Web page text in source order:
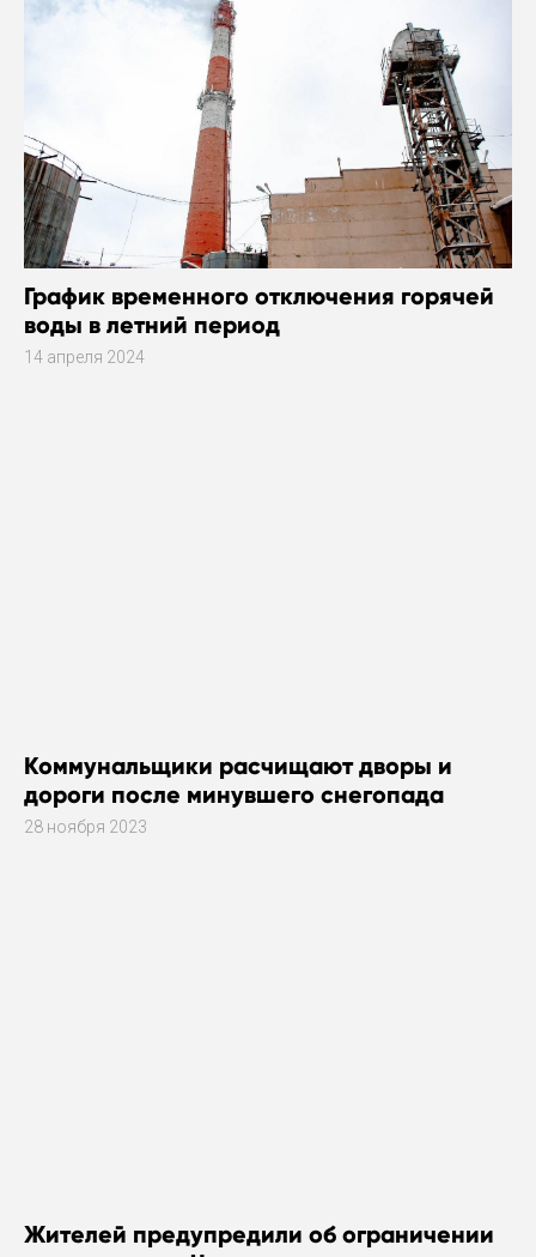
График временного отключения горячей
воды в летний период
14 апреля 2024
Коммунальщики расчищают дворы и
дороги после минувшего снегопада
28 ноября 2023
Жителей предупредили об ограничении